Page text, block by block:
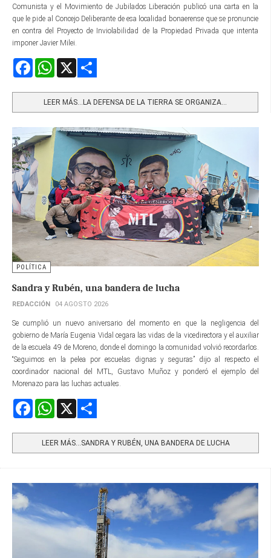
Comunista y el Movimiento de Jubilados Liberación publicó una carta en la
que le pide al Concejo Deliberante de esa localidad bonaerense que se pronuncie
en contra del Proyecto de Inviolabilidad de la Propiedad Privada que intenta
imponer Javier Milei.
FacebookWhatsApp
LEER MÁS…LA DEFENSA DE LA TIERRA SE ORGANIZA...
POLÍTICA
Sandra y Rubén, una bandera de lucha
REDACCIÓN 04 AGOSTO 2026
Se cumplió un nuevo aniversario del momento en que la negligencia del
gobierno de María Eugenia Vidal cegara las vidas de la vicedirectora y el auxiliar
de la escuela 49 de Moreno, donde el domingo la comunidad volvió recordarlos.
“Seguimos en la pelea por escuelas dignas y seguras” dijo al respecto el
coordinador nacional del MTL, Gustavo Muñoz y ponderó el ejemplo del
Morenazo para las luchas actuales.
FacebookWhatsApp
LEER MÁS…SANDRA Y RUBÉN, UNA BANDERA DE LUCHA